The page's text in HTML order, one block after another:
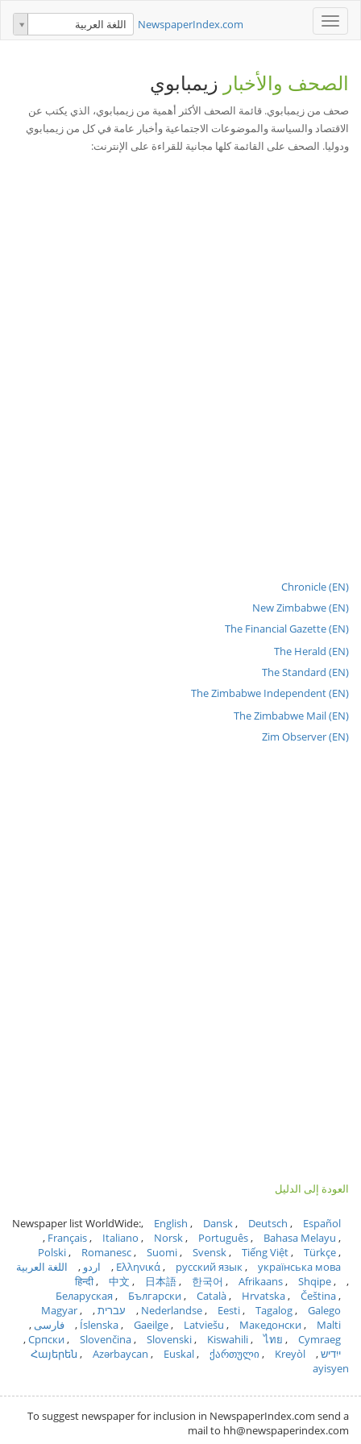
Toggle
navigation
NewspaperIndex.com اللغة العربية
الصحف والأخبار زيمبابوي
صحف من زيمبابوي. قائمة الصحف الأكثر أهمية من زيمبابوي، الذي يكتب عن
الاقتصاد والسياسة والموضوعات الاجتماعية وأخبار عامة في كل من زيمبابوي
ودوليا. الصحف على القائمة كلها مجانية للقراءة على الإنترنت:
Chronicle (EN)
New Zimbabwe (EN)
The Financial Gazette (EN)
The Herald (EN)
The Standard (EN)
The Zimbabwe Independent (EN)
The Zimbabwe Mail (EN)
Zim Observer (EN)
العودة إلى الدليل
Newspaper list WorldWide: English Dansk Deutsch
Español
Français
Italiano Norsk Português
Bahasa Melayu
Polski
Romanesc Suomi Svensk Tiếng Việt
Türkçe
Ελληνικά
русский язык українська мова اردو
اللغة العربية
हिन्दी
中文 日本語 한국어 Afrikaans
Shqipe
Беларуская
Български Català Hrvatska
Čeština
Nederlandse
Eesti Tagalog Galego עברית
Magyar
Íslenska
Gaeilge Latviešu Македонски Malti
فارسی
Српски
Slovenčina Slovenski Kiswahili ไทย
Cymraeg
ייִדיש
Հայերեն Azərbaycan Euskal ქართული
Kreyòl
ayisyen
To suggest newspaper for inclusion in NewspaperIndex.com send a
mail to hh@newspaperindex.com